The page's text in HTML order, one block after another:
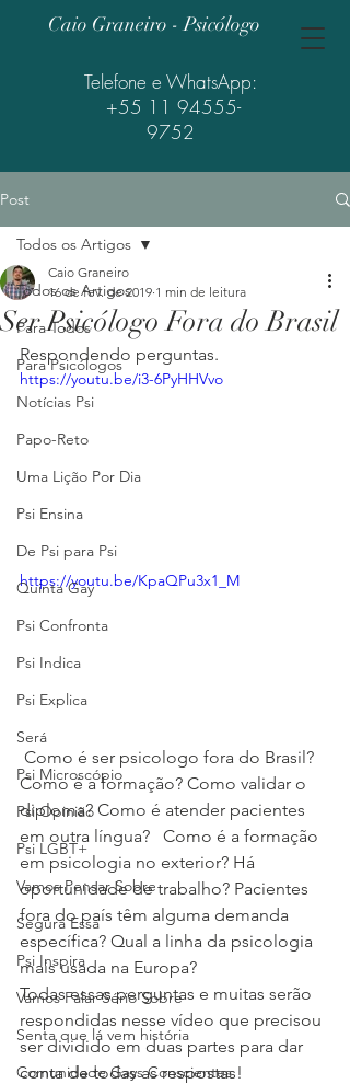
Caio Graneiro - Psicólogo
Telefone e WhatsApp:
+55 11 94555-
9752
Post
Todos os Artigos
Para Todos
Para Psicólogos
Notícias Psi
Papo-Reto
Uma Lição Por Dia
Psi Ensina
De Psi para Psi
Quinta Gay
Psi Confronta
Psi Indica
Psi Explica
Será
Psi Microscópio
Psi Opinião
Psi LGBT+
Vamos Pensar Sobre
Segura Essa
Psi Inspira
Vamos Falar Sério Sobre
Senta que lá vem história
Comunidade Gays Conscientes
Todos os Artigos
Ser Psicólogo Fora do Brasil
Caio Graneiro
16 de fev. de 2019 1 min de leitura
Respondendo perguntas.
https://youtu.be/i3-6PyHHVvo
https://youtu.be/KpaQPu3x1_M
Como é a formação? Como validar o
diploma? Como é atender pacientes
em outra língua?   Como é a formação
em psicologia no exterior? Há
oportunidade de trabalho? Pacientes
fora do país têm alguma demanda
específica? Qual a linha da psicologia
mais usada na Europa?
Todas essas perguntas e muitas serão
respondidas nesse vídeo que precisou
ser dividido em duas partes para dar
conta de todas as respostas!